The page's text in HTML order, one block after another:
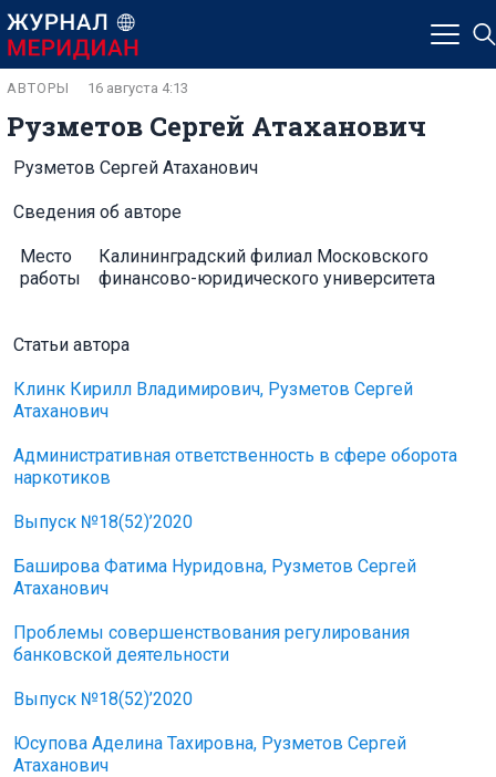
Рузметов Сергей Атаханович
АВТОРЫ 16 августа 4:13
Рузметов Сергей Атаханович
Сведения об авторе
Место
работы
Калининградский филиал Московского
финансово-юридического университета
Статьи автора
Клинк Кирилл Владимирович, Рузметов Сергей
Атаханович
Административная ответственность в сфере оборота
наркотиков
Выпуск №18(52)’2020
Баширова Фатима Нуридовна, Рузметов Сергей
Атаханович
Проблемы совершенствования регулирования
банковской деятельности
Выпуск №18(52)’2020
Юсупова Аделина Тахировна, Рузметов Сергей
Атаханович